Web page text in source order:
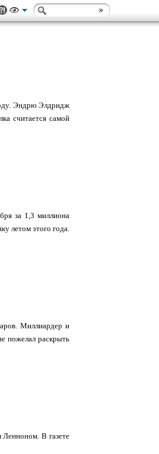
Эндрю Элдридж
считается самой
за 1,3 миллиона
летом этого года.
Миллиардер и
пожелал раскрыть
В газете